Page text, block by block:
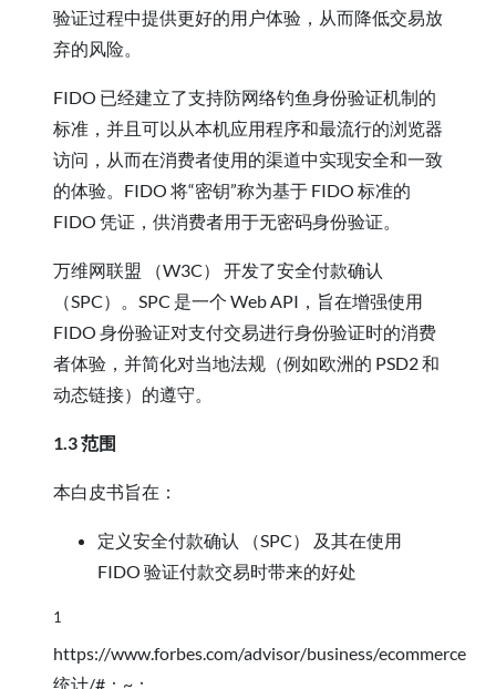
验证过程中提供更好的用户体验，从而降低交易放
弃的风险。
FIDO 已经建立了支持防网络钓鱼身份验证机制的
标准，并且可以从本机应用程序和最流行的浏览器
访问，从而在消费者使用的渠道中实现安全和一致
的体验。FIDO 将“密钥”称为基于 FIDO 标准的
FIDO 凭证，供消费者用于无密码身份验证。
万维网联盟 （W3C） 开发了安全付款确认
（SPC）。SPC 是一个 Web API，旨在增强使用
FIDO 身份验证对支付交易进行身份验证时的消费
者体验，并简化对当地法规（例如欧洲的 PSD2 和
动态链接）的遵守。
1.3 范围
本白皮书旨在：
定义安全付款确认 （SPC） 及其在使用
FIDO 验证付款交易时带来的好处
1
https://www.forbes.com/advisor/business/ecommerce
统计/#：~：